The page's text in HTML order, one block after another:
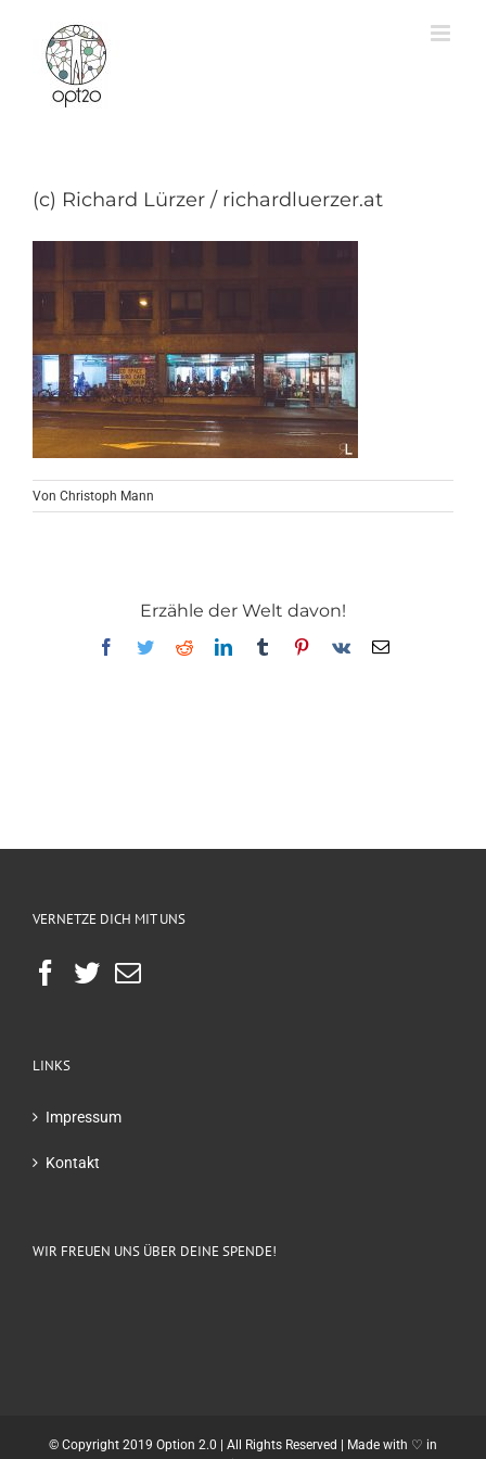
springen
(c) Richard Lürzer / richardluerzer.at
Von Christoph Mann
Erzähle der Welt davon!
Facebook
TwitterRedditLinkedInTumblrPinterest
Vk
E-
VERNETZE DICH MIT UNS
LINKS
Impressum
Kontakt
WIR FREUEN UNS ÜBER DEINE SPENDE!
© Copyright 2019 Option 2.0 | All Rights Reserved | Made with ♡ in